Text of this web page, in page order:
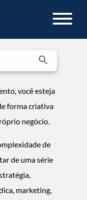
você esteja
forma criativa
negócio.
de
de uma série
marketing,